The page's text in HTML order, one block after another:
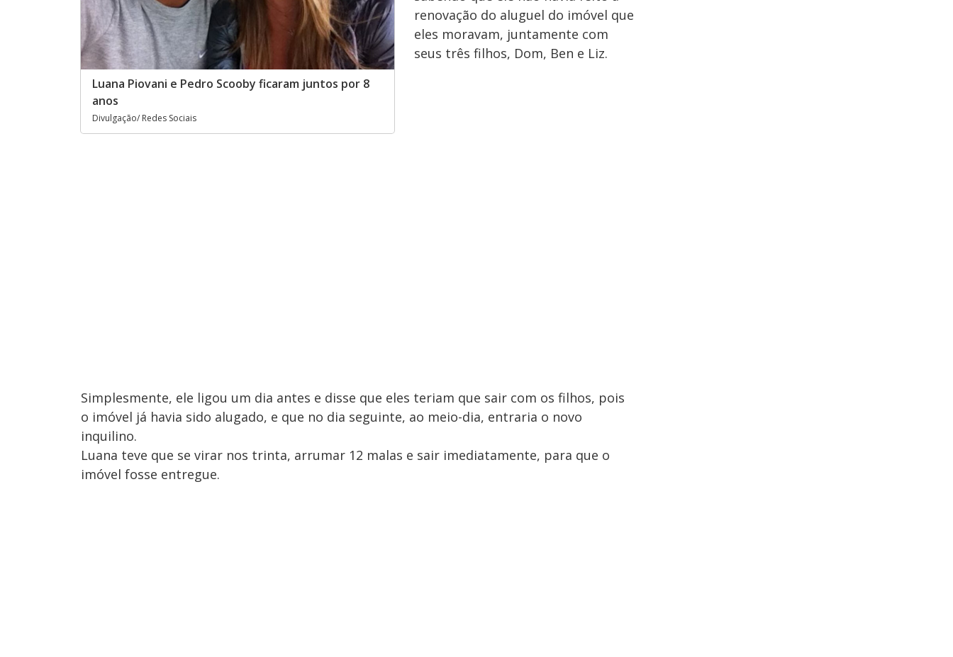
Luana Piovani e Pedro Scooby ficaram juntos por 8
anos
Divulgação/ Redes Sociais
renovação do aluguel do imóvel que
eles moravam, juntamente com
seus três filhos, Dom, Ben e Liz.
Simplesmente, ele ligou um dia antes e disse que eles teriam que sair com os filhos, pois
o imóvel já havia sido alugado, e que no dia seguinte, ao meio-dia, entraria o novo
inquilino.
Luana teve que se virar nos trinta, arrumar 12 malas e sair imediatamente, para que o
imóvel fosse entregue.